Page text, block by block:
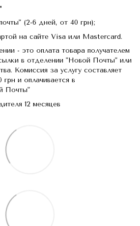
(2-6 дней, от 40 грн);
на сайте Visa или Mastercard.
- это оплата товара получателем
в отделении "Новой Почты" или
Комиссия за услугу составляет
и оплачивается в
Почты"
12 месяцев